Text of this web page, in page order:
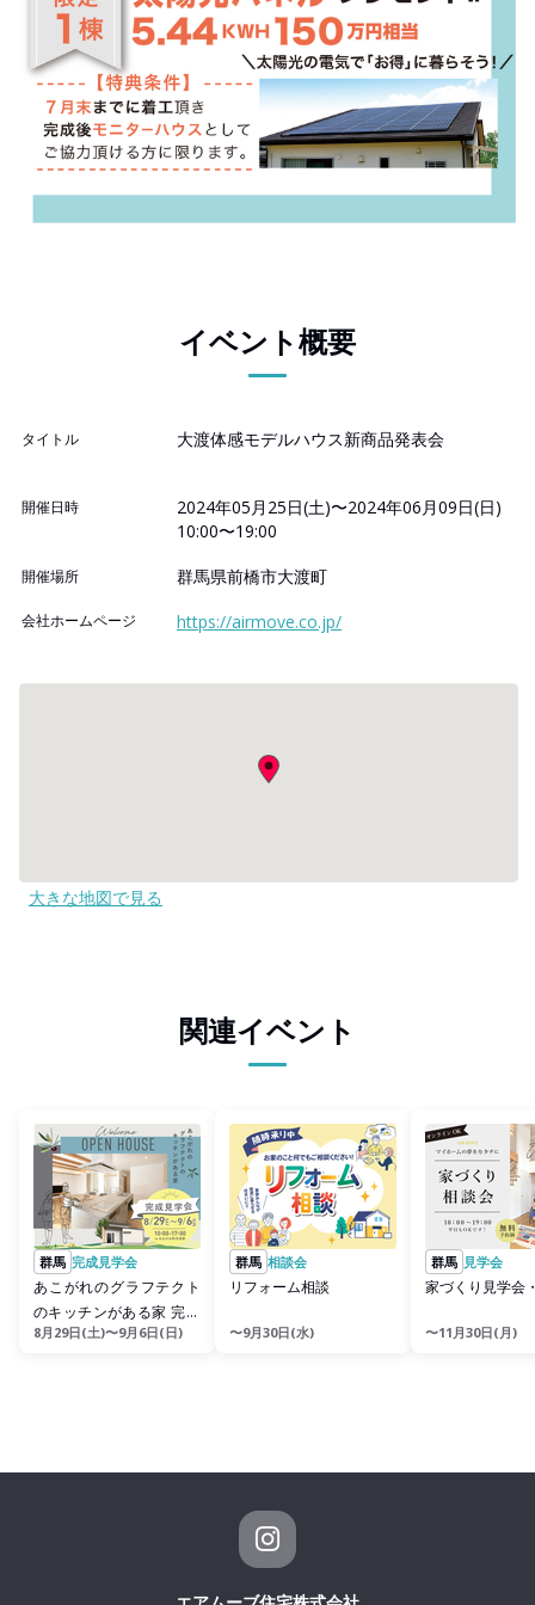
イベント概要
タイトル 大渡体感モデルハウス新商品発表会
開催日時
2024年05月25日(土)〜2024年06月09日(日)
10:00〜19:00
開催場所 群馬県前橋市大渡町
会社ホームページ https://airmove.co.jp/
大きな地図で見る
関連イベント
群馬 完成見学会
あこがれのグラフテクト
のキッチンがある家 完成
見学会
8月29日(土)〜9月6日(日)
群馬 相談会
リフォーム相談
〜9月30日(水)
群馬 見学会
家づくり見学会
〜11月30日(月)